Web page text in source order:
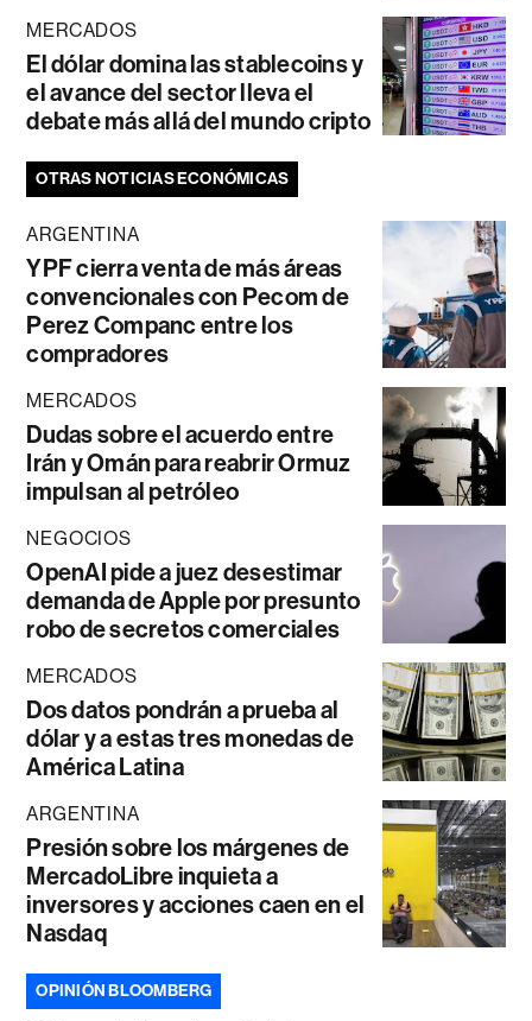
MERCADOS
El dólar domina las stablecoins y
el avance del sector lleva el
debate más allá del mundo cripto
OTRAS NOTICIAS ECONÓMICAS
ARGENTINA
YPF cierra venta de más áreas
convencionales con Pecom de
Perez Companc entre los
compradores
MERCADOS
Dudas sobre el acuerdo entre
Irán y Omán para reabrir Ormuz
impulsan al petróleo
NEGOCIOS
OpenAI pide a juez desestimar
demanda de Apple por presunto
robo de secretos comerciales
MERCADOS
Dos datos pondrán a prueba al
dólar y a estas tres monedas de
América Latina
ARGENTINA
Presión sobre los márgenes de
MercadoLibre inquieta a
inversores y acciones caen en el
Nasdaq
OPINIÓN BLOOMBERG